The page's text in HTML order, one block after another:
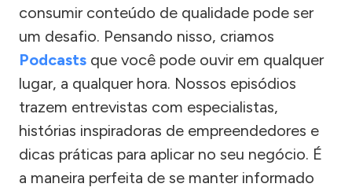
consumir conteúdo de qualidade pode ser
um desafio. Pensando nisso, criamos
Podcasts que você pode ouvir em qualquer
lugar, a qualquer hora. Nossos episódios
trazem entrevistas com especialistas,
histórias inspiradoras de empreendedores e
dicas práticas para aplicar no seu negócio. É
a maneira perfeita de se manter informado